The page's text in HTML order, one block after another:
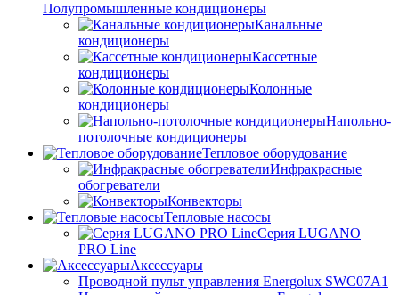
Полупромышленные кондиционеры
Канальные
кондиционеры
Кассетные
кондиционеры
Колонные
кондиционеры
Напольно-
потолочные кондиционеры
Тепловое оборудование
Инфракрасные
обогреватели
Конвекторы
Тепловые насосы
Серия LUGANO
PRO Line
Аксессуары
Проводной пульт управления Energolux SWC07A1